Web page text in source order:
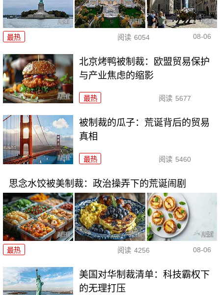
最热 阅读 6054 08-06
北京烤鸭被制裁：欧盟贸易保护
与产业焦虑的缩影
最热 阅读 5677
被制裁的瓜子：荒诞背后的贸易
真相
最热 阅读 5460
思念水饺被美制裁：政治操弄下的荒诞闹剧
最热 阅读 4256 08-06
美国对华制裁清单：科技霸权下
的无理打压